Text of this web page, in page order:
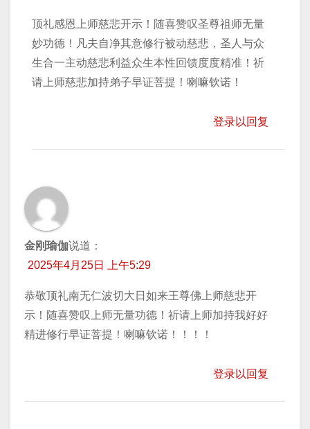
顶礼感恩上师慈悲开示！随喜赞叹圣尊祖师无量
妙功德！凡夫自净其意修行被动慈悲，圣人与众
生合一主动慈悲利益众生本性回馈度度精准！祈
请上师慈悲加持弟子早证菩提！喇嘛钦诺！
登录以回复
金刚瑜伽说道：
2025年4月25日 上午5:29
恭敬顶礼南无仁波切大日如来王尊佛上师慈悲开
示！随喜赞叹上师无量功德！祈请上师加持我好好
精进修行早证菩提！喇嘛钦诺！！！！
登录以回复